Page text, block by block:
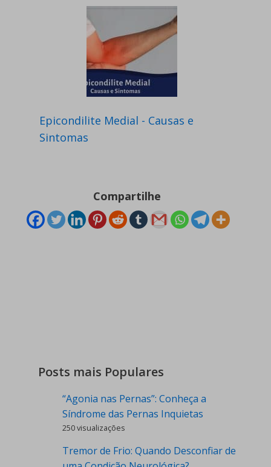
Epicondilite Medial - Causas e
Sintomas
Compartilhe
Posts mais Populares
“Agonia nas Pernas”: Conheça a
Síndrome das Pernas Inquietas
250 visualizações
Tremor de Frio: Quando Desconfiar de